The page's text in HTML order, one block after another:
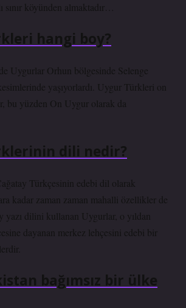
sınır köyünden almaktadır…
hangi boy?
Uygurlar Orhun bölgesinde Selenge
yaşıyorlardı. Uygur Türkleri on
bu yüzden On Uygur olarak da
dili nedir?
Türkçesinin edebi dil olarak
kadar zaman zaman mahalli özellikler de
yazı dilini kullanan Uygurlar, o yıldan
dayanan merkez lehçesini edebi bir
bağımsız bir ülke